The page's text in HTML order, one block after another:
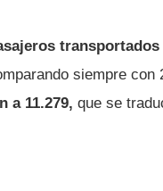
siempre con
a 11.279, que se